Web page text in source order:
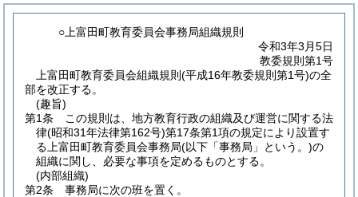
○上富田町教育委員会事務局組織規則
令和3年3月5日
教委規則第1号
上富田町教育委員会組織規則(平成16年教委規則第1号)の全
部を改正する。
(趣旨)
第1条
この規則は、地方教育行政の組織及び運営に関する法
律(昭和31年法律第162号)第17条第1項の規定により設置す
る上富田町教育委員会事務局(以下「事務局」という。)の
組織に関し、必要な事項を定めるものとする。
(内部組織)
第2条
事務局に次の班を置く。